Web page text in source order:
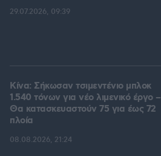
29.07.2026, 09:39
Κίνα: Σήκωσαν τσιμεντένιο μπλοκ
1.540 τόνων για νέο λιμενικό έργο –
Θα κατασκευαστούν 75 για έως 72
πλοία
08.08.2026, 21:24